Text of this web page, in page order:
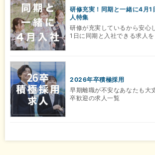
研修充実！同期と一緒に4月1
人特集
研修が充実しているから安心
1日に同期と入社できる求人
2026年卒積極採用
早期離職が不安なあなたも大
卒歓迎の求人一覧